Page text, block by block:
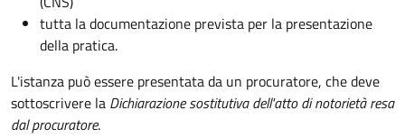
tutta la documentazione prevista per la presentazione
della pratica.
L'istanza può essere presentata da un procuratore, che deve
sottoscrivere la Dichiarazione sostitutiva dell'atto di notorietà resa
dal procuratore.